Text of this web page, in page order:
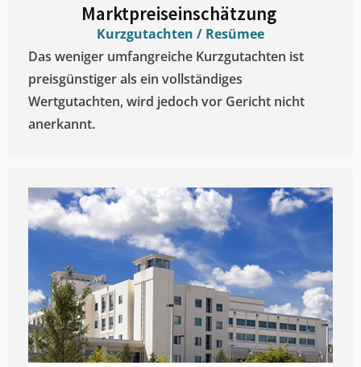
Marktpreiseinschätzung ​
Kurzgutachten / Resümee
Das weniger umfangreiche Kurzgutachten ist
preisgünstiger als ein vollständiges
Wertgutachten, wird jedoch vor Gericht nicht
anerkannt.